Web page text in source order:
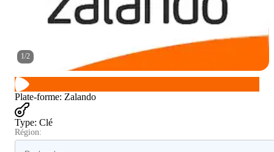
1/2
Plate-forme: Zalando
Type: Clé
Région: